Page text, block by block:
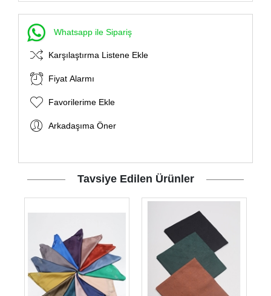
Whatsapp ile Sipariş
Karşılaştırma Listene Ekle
Fiyat Alarmı
Favorilerime Ekle
Arkadaşıma Öner
Tavsiye Edilen Ürünler